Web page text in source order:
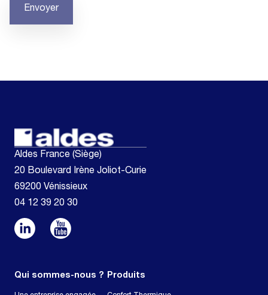
Envoyer
Aldes France (Siège)
20 Boulevard Irène Joliot-Curie
69200 Vénissieux
04 12 39 20 30
Qui sommes-nous ? Produits